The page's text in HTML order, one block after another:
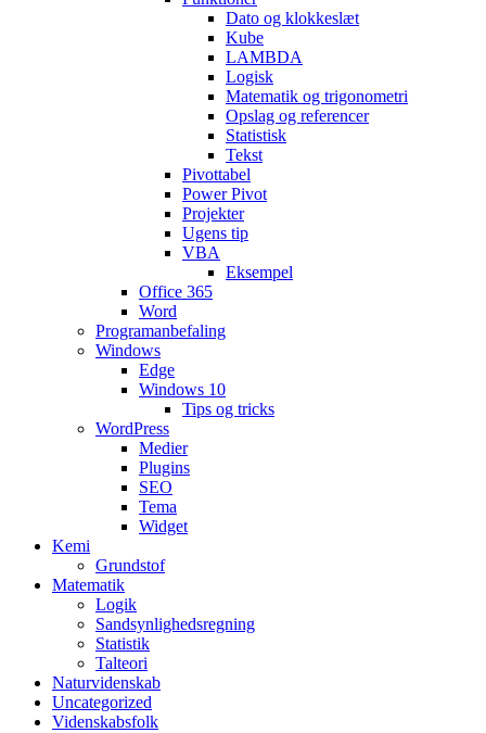
Dato og klokkeslæt
Kube
LAMBDA
Logisk
Matematik og trigonometri
Opslag og referencer
Statistisk
Tekst
Pivottabel
Power Pivot
Projekter
Ugens tip
VBA
Eksempel
Office 365
Word
Programanbefaling
Windows
Edge
Windows 10
Tips og tricks
WordPress
Medier
Plugins
SEO
Tema
Widget
Kemi
Grundstof
Matematik
Logik
Sandsynlighedsregning
Statistik
Talteori
Naturvidenskab
Uncategorized
Videnskabsfolk